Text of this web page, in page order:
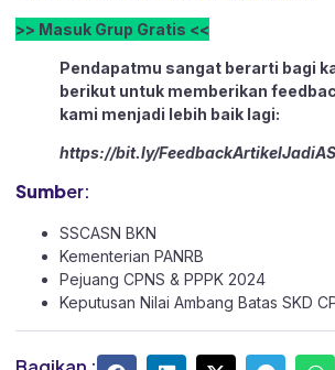
>> Masuk Grup Gratis <<
Pendapatmu sangat berarti bagi
berikut untuk memberikan
kami menjadi lebih baik lagi:
https://bit.ly/
Sumber:
SSCASN BKN
Kementerian PANRB
Pejuang CPNS & PPPK 2024
Keputusan Nilai Ambang Batas SKD